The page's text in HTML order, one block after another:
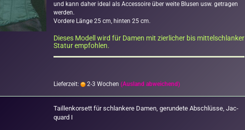
und kann daher ideal als Ac­ces­soire über weite Blu­sen usw. ge­tra­gen
wer­den.
Vor­de­re Länge 25 cm, hin­ten 25 cm.
Die­ses Mo­dell wird für Damen mit zier­li­cher bis mit­tel­schlan­ker
Sta­tur emp­foh­len.
Lieferzeit: 2-3 Wochen (Ausland abweichend)
Tail­len­kor­sett für schlan­ke­re Damen, ge­run­de­te Ab­schlüs­se, Jac­
quard I